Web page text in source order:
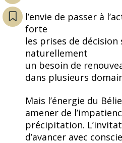
l’envie de passer à
forte
les prises de décision
naturellement
un besoin de
dans plusieurs
Mais l’énergie du
amener de
précipitation.
d’avancer avec